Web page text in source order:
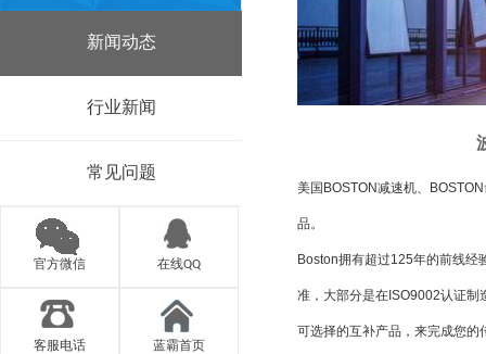
新闻动态
行业新闻
常见问题
官方微信 在线QQ
客服电话 蓝霸首页
美国BOSTON减速机、
品。
Boston拥有超过125年的前线经
准，大部分是在ISO9002认证制
可选择的互补产品，来完成您的